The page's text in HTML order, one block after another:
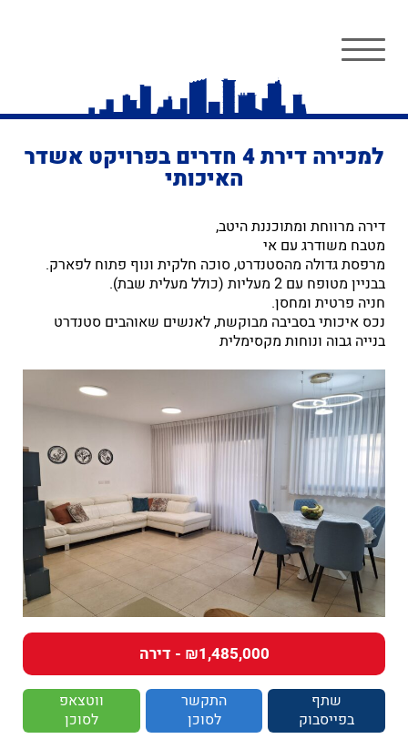
למכירה דירת 4 חדרים בפרויקט אשדר
האיכותי
דירה מרווחת ומתוכננת היטב,
מטבח משודרג עם אי
מרפסת גדולה מהסטנדרט, סוכה חלקית ונוף פתוח לפארק.
בבניין מטופח עם 2 מעליות (כולל מעלית שבת).
חניה פרטית ומחסן.
נכס איכותי בסביבה מבוקשת, לאנשים שאוהבים סטנדרט
בנייה גבוה ונוחות מקסימלית
₪1,485,000 - דירה
שתף
בפייסבוק
התקשר
לסוכן
ווטצאפ
לסוכן